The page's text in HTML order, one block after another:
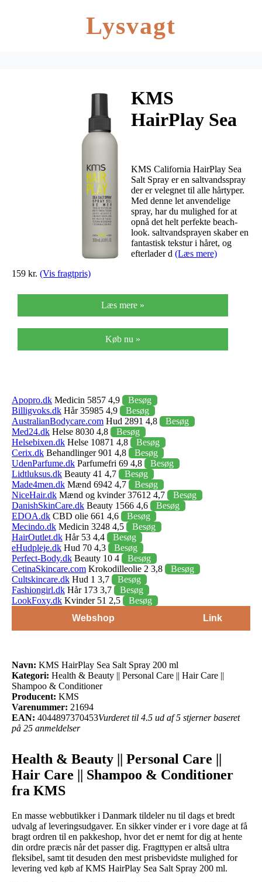
Lysvagt
KMS
HairPlay Sea
ml
KMS California HairPlay Sea
Salt Spray er en saltvandsspray
der er velegnet til alle hårtyper.
Med denne let anvendelige
spray, har du mulighed for at
opnå det helt perfekte beach-
look. saltvandsprayen skaber en
fantastisk tekstur i håret, og
efterlader d (Læs mere)
159 kr. (Vis fragtpris)
Læs mere »
Køb nu »
Apopro.dk Medicin 5857 4,9
Besøg
Billigvoks.dk Hår 35985 4,9
Besøg
AustralianBodycare.com Hud 2891 4,8
Besøg
Med24.dk Helse 8030 4,8
Besøg
Helsebixen.dk Helse 10871 4,8
Besøg
Cerix.dk Behandlinger 901 4,8
Besøg
UdenParfume.dk Parfumefri 69 4,8
Besøg
Lidtluksus.dk Beauty 41 4,7
Besøg
Made4men.dk Mænd 6942 4,7
Besøg
NiceHair.dk Mænd og kvinder 37612 4,7
Besøg
DanishSkinCare.dk Beauty 1566 4,6
Besøg
EDOA.dk CBD olie 661 4,6
Besøg
Mecindo.dk Medicin 3248 4,5
Besøg
HairOutlet.dk Hår 53 4,4
Besøg
eHudpleje.dk Hud 70 4,3
Besøg
Perfect-Body.dk Beauty 10 4
Besøg
CetinaSkincare.com Krokodilleolie 2 3,8
Besøg
Cultskincare.dk Hud 1 3,7
Besøg
Fashiongirl.dk Hår 173 3,7
Besøg
LookFoxy.dk Kvinder 51 2,5
Besøg
Webshop
Link
Navn: KMS HairPlay Sea Salt Spray 200 ml
Kategori: Health & Beauty || Personal Care || Hair Care ||
Shampoo & Conditioner
Producent: KMS
Varenummer: 21694
EAN: 4044897370453Vurderet til 4.5 ud af 5 stjerner baseret
på 25 anmeldelser
Health & Beauty || Personal Care ||
Hair Care || Shampoo & Conditioner
fra KMS
En masse webbutikker i Danmark tildeler nu til dags et bredt
udvalg af leveringsudgaver. En sikker vinder er i vore dage at få
bragt ordren til en pakkeshop, hvor det er nemt for dig at hente
din ordre præcis når det passer dig. Fragttypen er altså ultra
fleksibel, samt tit desuden den mest prisbevidste mulighed for
levering ved køb af KMS HairPlay Sea Salt Spray 200 ml.